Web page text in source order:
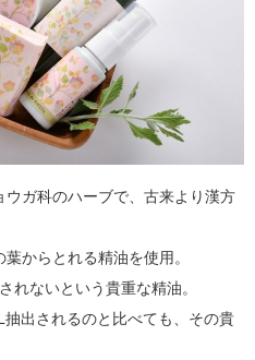
ガ科のハーブで、古来より漢方
からとれる精油を使用。
れないという貴重な精油。
出されるのと比べても、その貴